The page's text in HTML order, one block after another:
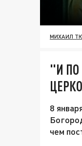
МИХАИЛ
"И ПО
8
чем